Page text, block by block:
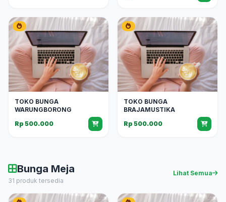
TOKO BUNGA
WARUNGBORONG
Rp 500.000
TOKO BUNGA
BRAJAMUSTIKA
Rp 500.000
Bunga Meja
31 produk tersedia
Lihat Semua